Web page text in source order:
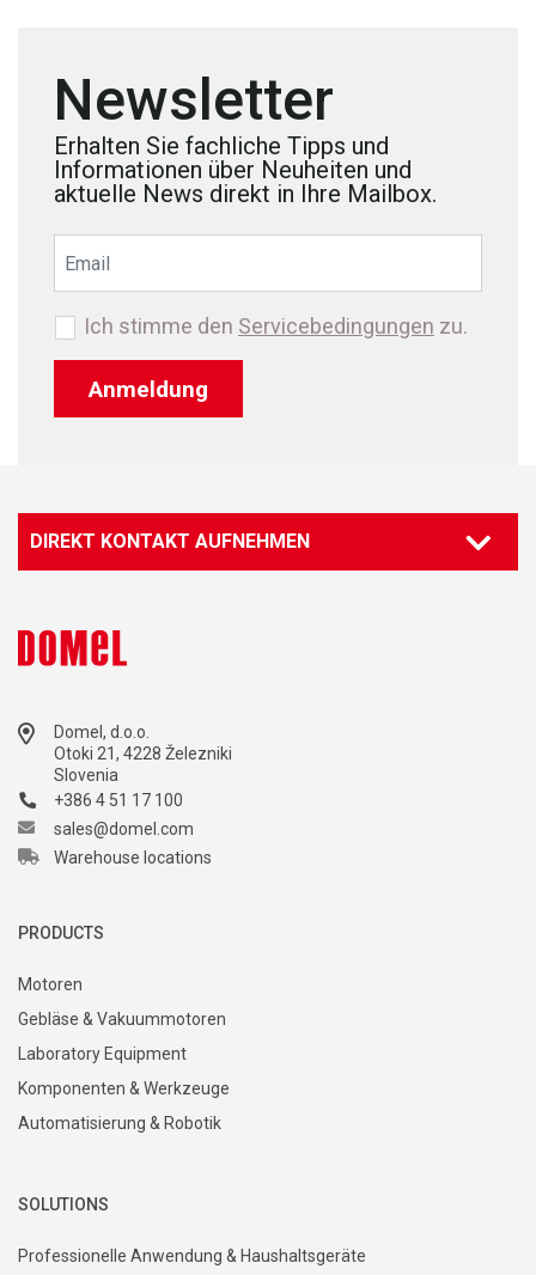
Newsletter
Erhalten Sie fachliche Tipps und
Informationen über Neuheiten und
aktuelle News direkt in Ihre Mailbox.
Anmeldung
Ich stimme den Servicebedingungen zu.
DIREKT KONTAKT AUFNEHMEN
Domel, d.o.o.
Otoki 21, 4228 Železniki
Slovenia
+386 4 51 17 100
sales@domel.com
Warehouse locations
PRODUCTS
Motoren
Gebläse & Vakuummotoren
Laboratory Equipment
Komponenten & Werkzeuge
Automatisierung & Robotik
SOLUTIONS
Professionelle Anwendung & Haushaltsgeräte